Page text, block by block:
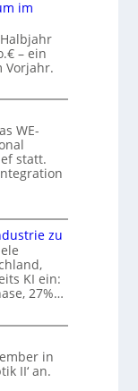
im
– ein
Vorjahr.
WE-
statt.
zu
KI ein:
27%…
in
II‘ an.